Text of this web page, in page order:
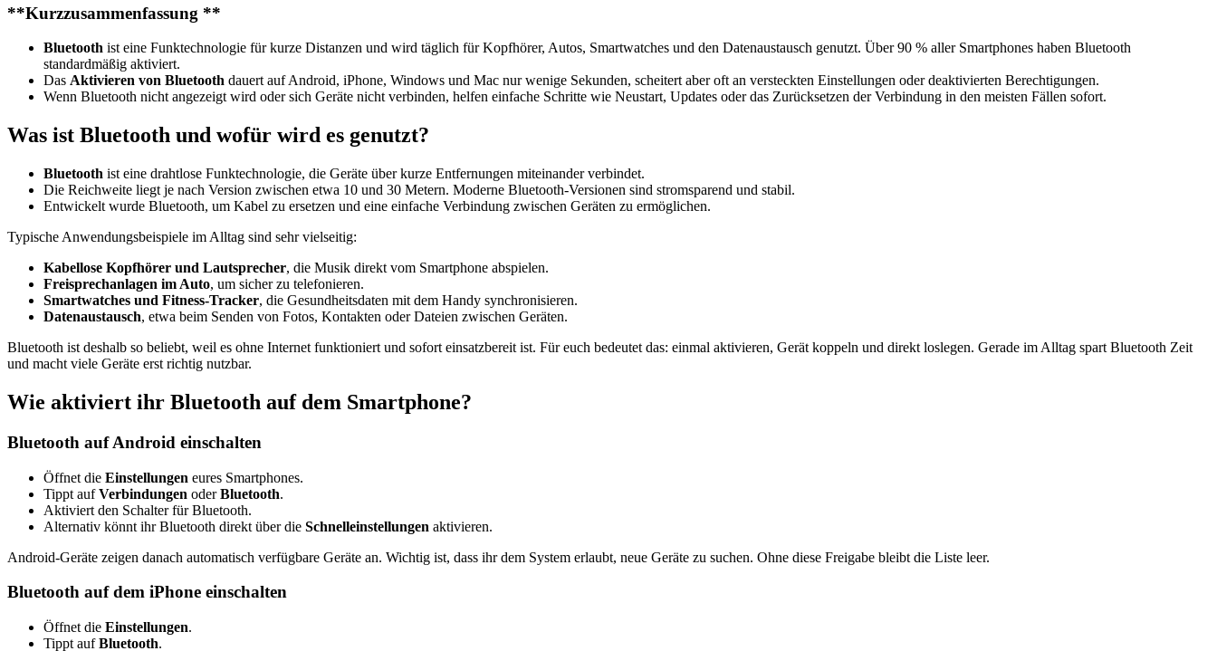
**Kurzzusammenfassung **
Bluetooth ist eine Funktechnologie für kurze Distanzen und wird täglich für Kopfhörer, Autos, Smartwatches und den Datenaustausch genutzt. Über 90 % aller Smartphones haben Bluetooth
standardmäßig aktiviert.
Das Aktivieren von Bluetooth dauert auf Android, iPhone, Windows und Mac nur wenige Sekunden, scheitert aber oft an versteckten Einstellungen oder deaktivierten Berechtigungen.
Wenn Bluetooth nicht angezeigt wird oder sich Geräte nicht verbinden, helfen einfache Schritte wie Neustart, Updates oder das Zurücksetzen der Verbindung in den meisten Fällen sofort.
Was ist Bluetooth und wofür wird es genutzt?
Bluetooth ist eine drahtlose Funktechnologie, die Geräte über kurze Entfernungen miteinander verbindet.
Die Reichweite liegt je nach Version zwischen etwa 10 und 30 Metern. Moderne Bluetooth-Versionen sind stromsparend und stabil.
Entwickelt wurde Bluetooth, um Kabel zu ersetzen und eine einfache Verbindung zwischen Geräten zu ermöglichen.
Typische Anwendungsbeispiele im Alltag sind sehr vielseitig:
Kabellose Kopfhörer und Lautsprecher, die Musik direkt vom Smartphone abspielen.
Freisprechanlagen im Auto, um sicher zu telefonieren.
Smartwatches und Fitness-Tracker, die Gesundheitsdaten mit dem Handy synchronisieren.
Datenaustausch, etwa beim Senden von Fotos, Kontakten oder Dateien zwischen Geräten.
Bluetooth ist deshalb so beliebt, weil es ohne Internet funktioniert und sofort einsatzbereit ist. Für euch bedeutet das: einmal aktivieren, Gerät koppeln und direkt loslegen. Gerade im Alltag spart Bluetooth Zeit
und macht viele Geräte erst richtig nutzbar.
Wie aktiviert ihr Bluetooth auf dem Smartphone?
Bluetooth auf Android einschalten
Öffnet die Einstellungen eures Smartphones.
Tippt aufVerbindungen oderBluetooth.
Aktiviert den Schalter für Bluetooth.
Alternativ könnt ihr Bluetooth direkt über die Schnelleinstellungen aktivieren.
Android-Geräte zeigen danach automatisch verfügbare Geräte an. Wichtig ist, dass ihr dem System erlaubt, neue Geräte zu suchen. Ohne diese Freigabe bleibt die Liste leer.
Bluetooth auf dem iPhone einschalten
Öffnet die Einstellungen.
Tippt aufBluetooth.